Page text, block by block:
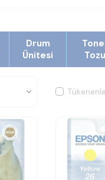
Drum
Ünitesi
Tozu